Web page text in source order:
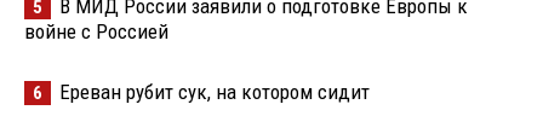
5
В МИД России заявили о подготовке Европы к
войне с Россией
6 Ереван рубит сук, на котором сидит